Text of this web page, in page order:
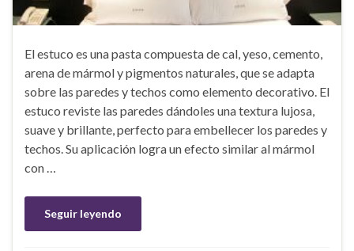
El estuco es una pasta compuesta de cal, yeso, cemento,
arena de mármol y pigmentos naturales, que se adapta
sobre las paredes y techos como elemento decorativo. El
estuco reviste las paredes dándoles una textura lujosa,
suave y brillante, perfecto para embellecer los paredes y
techos. Su aplicación logra un efecto similar al mármol
con …
Seguir leyendo